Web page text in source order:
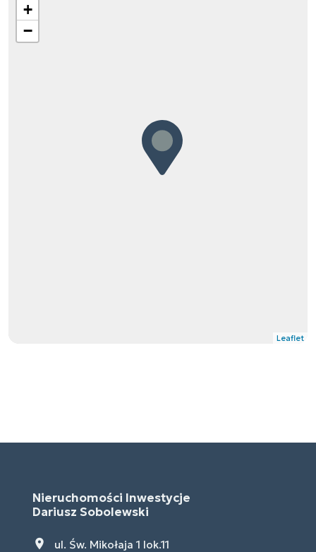
+
−
Leaflet
Nieruchomości Inwestycje
Dariusz Sobolewski
ul. Św. Mikołaja 1 lok.11